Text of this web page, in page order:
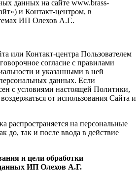
данных на сайте www.brass-
и Контакт-центром, в
ИП Олехов А.Г..
или Контакт-центра Пользователем
согласие с правилами
и указанными в ней
данных. Если
с условиями настоящей Политики,
от использования Сайта и
распространяется на персональные
до, так и после ввода в действие
и цели обработки
ИП Олехов А.Г.